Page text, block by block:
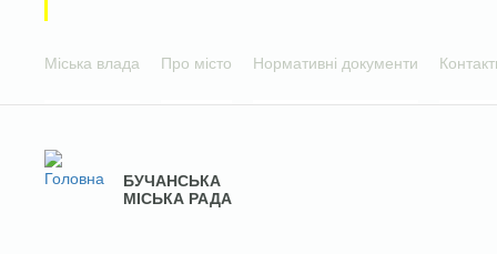
Міська влада Про місто Нормативні документи
БУЧАНСЬКА
МІСЬКА РАДА